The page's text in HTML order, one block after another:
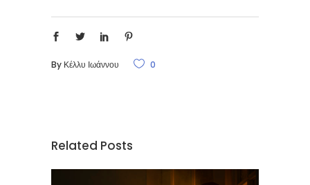
By Κέλλυ Ιωάννου 0
Related Posts